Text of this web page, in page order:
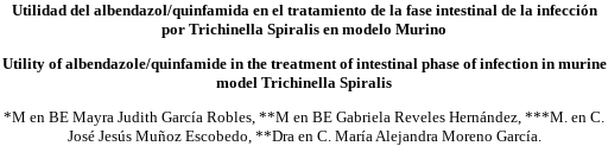
Utilidad del albendazol/quinfamida en el tratamiento de la fase intestinal de la infección
por Trichinella Spiralis en modelo Murino
Utility of albendazole/quinfamide in the treatment of intestinal phase of infection in murine
model Trichinella Spiralis
*M en BE Mayra Judith García Robles, **M en BE Gabriela Reveles Hernández, ***M. en C.
José Jesús Muñoz Escobedo, **Dra en C. María Alejandra Moreno García.